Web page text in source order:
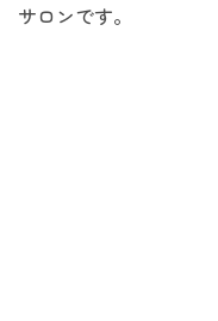
サロンです。